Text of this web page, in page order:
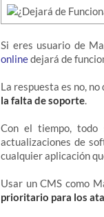
Si eres usuario de
onlinedejará de
La respuesta es no,
la falta de soporte
Con el tiempo, todo
actualizaciones de
cualquier aplicación
Usar un CMS como
prioritario para los